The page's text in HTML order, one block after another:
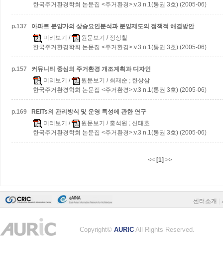
한국주거환경학회 논문집 <주거환경>:v.3 n.1(통권 3호) (2005-06)
p.137
아파트 분양가의 상승요인분석과 분양제도의 정책적 해결방안
미리보기 / 원문보기 / 정상철
한국주거환경학회 논문집 <주거환경>:v.3 n.1(통권 3호) (2005-06)
p.157
커뮤니티 중심의 주거환경 개조계획과 디자인
미리보기 / 원문보기 / 최재순 ; 한상삼
한국주거환경학회 논문집 <주거환경>:v.3 n.1(통권 3호) (2005-06)
p.169
REITs의 관리방식 및 운영 특성에 관한 연구
미리보기 / 원문보기 / 홍석원 ; 신태호
한국주거환경학회 논문집 <주거환경>:v.3 n.1(통권 3호) (2005-06)
<< [1] >>
센터소개
Copyright© AURIC All Rights Reserved.